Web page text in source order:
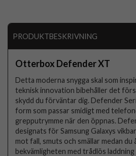
PRODUKTBESKRIVNING
Otterbox Defender XT
Detta moderna snygga skal som
teknisk innovation bibehåller det
skydd du förväntar dig. Defender
form som passar smidigt med
grepputrymme när den öppnas.
designats för Samsung Galaxys
mot fall, smuts och smällar medan du
bekvämligheten med trådlös